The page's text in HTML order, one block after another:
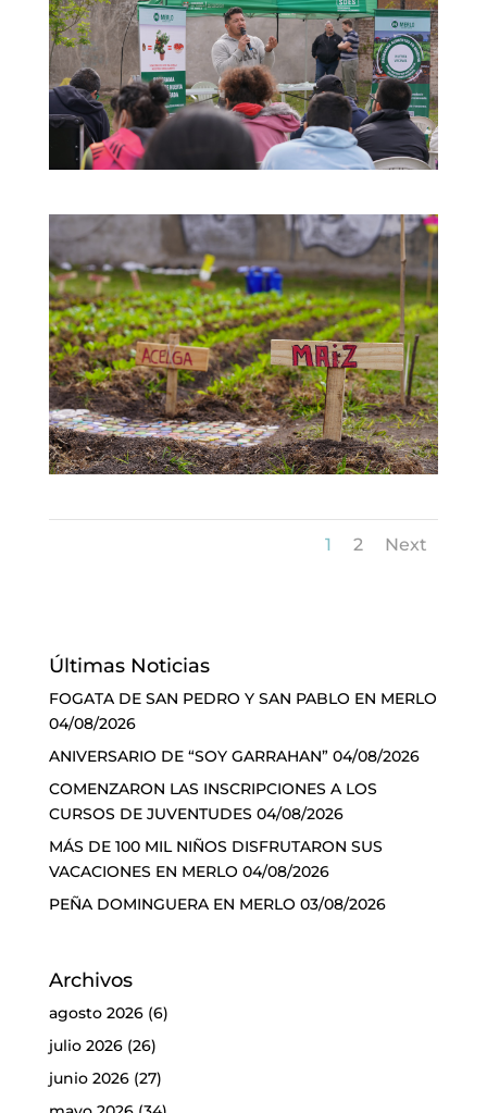
1 2 Next
Últimas Noticias
FOGATA DE SAN PEDRO Y SAN PABLO EN MERLO
04/08/2026
ANIVERSARIO DE “SOY GARRAHAN” 04/08/2026
COMENZARON LAS INSCRIPCIONES A LOS
CURSOS DE JUVENTUDES 04/08/2026
MÁS DE 100 MIL NIÑOS DISFRUTARON SUS
VACACIONES EN MERLO 04/08/2026
PEÑA DOMINGUERA EN MERLO 03/08/2026
Archivos
agosto 2026(6)
julio 2026(26)
junio 2026(27)